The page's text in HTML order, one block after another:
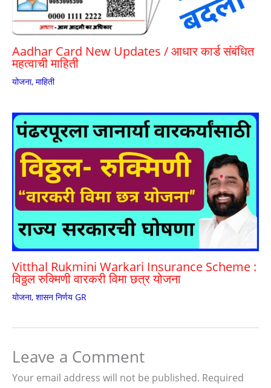
Aadhar Card New Updates / आधार कार्ड संबंधित
महत्वाची माहिती
योजना, माहिती
Vitthal Rukmini Warkari Insurance Scheme :
विठ्ठल रुक्मिणी वारकरी विमा छत्र योजना
योजना, शासन निर्णय GR
Leave a Comment
Your email address will not be published. Required